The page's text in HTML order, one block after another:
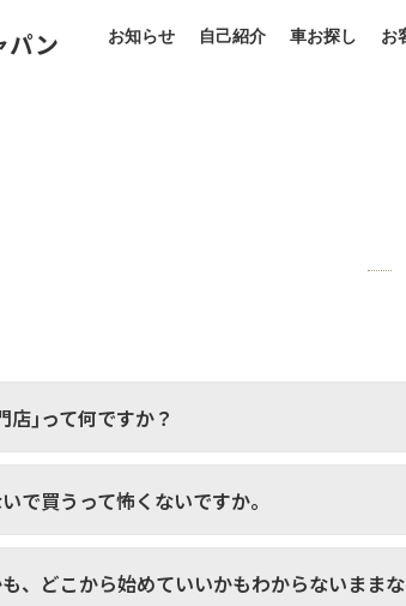
パン お知らせ 自己紹介 車お探し お
店｣って何ですか？
で買うって怖くないですか。
、どこから始めていいかもわからないまま